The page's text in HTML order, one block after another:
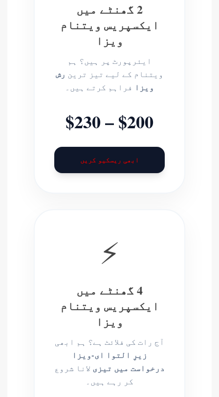
2 گھنٹے میں
ایکسپریس ویتنام
ویزا
ایئرپورٹ پر ہیں؟ ہم
ویتنام کے لیے تیز ترین رش
ویزا فراہم کرتے ہیں۔
$200 – $230
ابھی ریسکیو کریں
⚡
4 گھنٹے میں
ایکسپریس ویتنام
ویزا
آج رات کی فلائٹ ہے؟ ہم ابھی
زیرِ التوا ای-ویزا
درخواست میں تیزی لانا شروع
کر رہے ہیں۔